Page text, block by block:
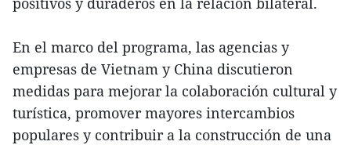
En el marco del programa, las agencias y
empresas de Vietnam y China discutieron
medidas para mejorar la colaboración cultural y
turística, promover mayores intercambios
populares y contribuir a la construcción de una